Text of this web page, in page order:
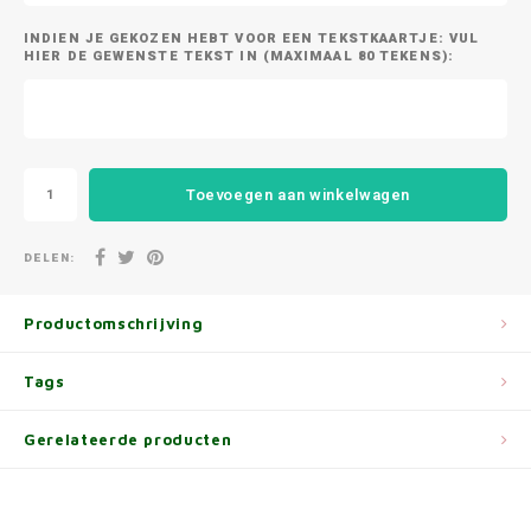
INDIEN JE GEKOZEN HEBT VOOR EEN TEKSTKAARTJE: VUL
HIER DE GEWENSTE TEKST IN (MAXIMAAL 80 TEKENS):
Toevoegen aan winkelwagen
DELEN:
Productomschrijving
Tags
Gerelateerde producten